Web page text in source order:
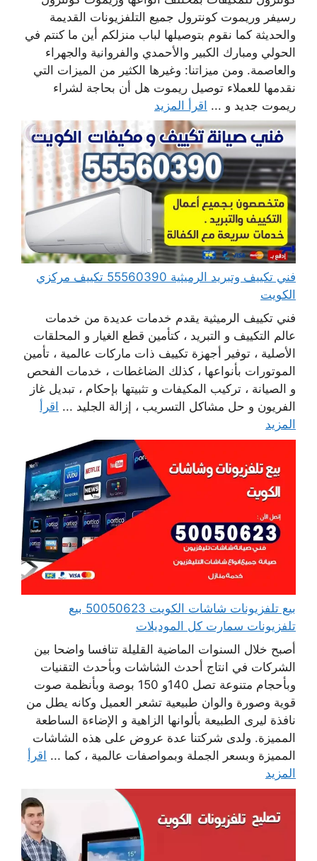
رسيفر وريموت كونترول جميع التلفزيونات القديمة
والحديثة كما نقوم بتوصيلها لباب منزلكم أين ما كنتم في
الحولي ومبارك الكبير والأحمدي والفروانية والجهراء
والعاصمة. ومن ميزاتنا: وغيرها الكثير من الميزات التي
نقدمها للعملاء توصيل ريموت هل أن بحاجة لشراء
ريموت جديد و ... اقرأ المزيد
فني تكييف وتبريد الرميثية 55560390 تكييف مركزي
الكويت
فني تكييف الرميثية يقدم خدمات عديدة من خدمات
عالم التكييف و التبريد ، كتأمين قطع الغيار و المحلقات
الأصلية ، توفير أجهزة تكييف ذات ماركات عالمية ، تأمين
الموتورات بأنواعها ، كذلك الضاغطات ، خدمات الفحص
و الصيانة ، تركيب المكيفات و تثبيتها بإحكام ، تبديل غاز
الفريون و حل مشاكل التسريب ، إزالة الجليد ... اقرأ
المزيد
بيع تلفزيونات شاشات الكويت 50050623 بيع
تلفزيونات سمارت كل الموديلات
أصبح خلال السنوات الماضية القليلة تنافسا واضحا بين
الشركات في انتاج أحدث الشاشات وبأحدث التقنيات
وبأحجام متنوعة تصل 140و 150 بوصة وبأنظمة صوت
قوية وصورة والوان طبيعية تشعر العميل وكانه يطل من
نافذة ليرى الطبيعة بألوانها الزاهية و الإضاءة الساطعة
المميزة. ولدى شركتنا عدة عروض على هذه الشاشات
المميزة وبسعر الجملة وبمواصفات عالمية ، كما ... اقرأ
المزيد